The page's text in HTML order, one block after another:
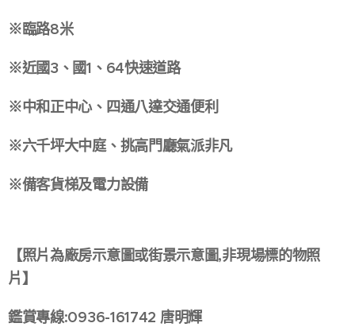
※臨路8米
※近國3、國1、64快速道路
※中和正中心、四通八達交通便利
※六千坪大中庭、挑高門廳氣派非凡
※備客貨梯及電力設備
【照片為廠房示意圖或街景示意圖,非現場標的物照
片】
鑑賞專線:0936-161742 唐明輝